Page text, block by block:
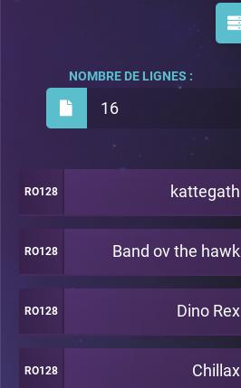
16
NOMBRE DE LIGNES :
RO128 kattegath
RO128 Band ov the hawk
RO128 Dino Rex
RO128 Chillax